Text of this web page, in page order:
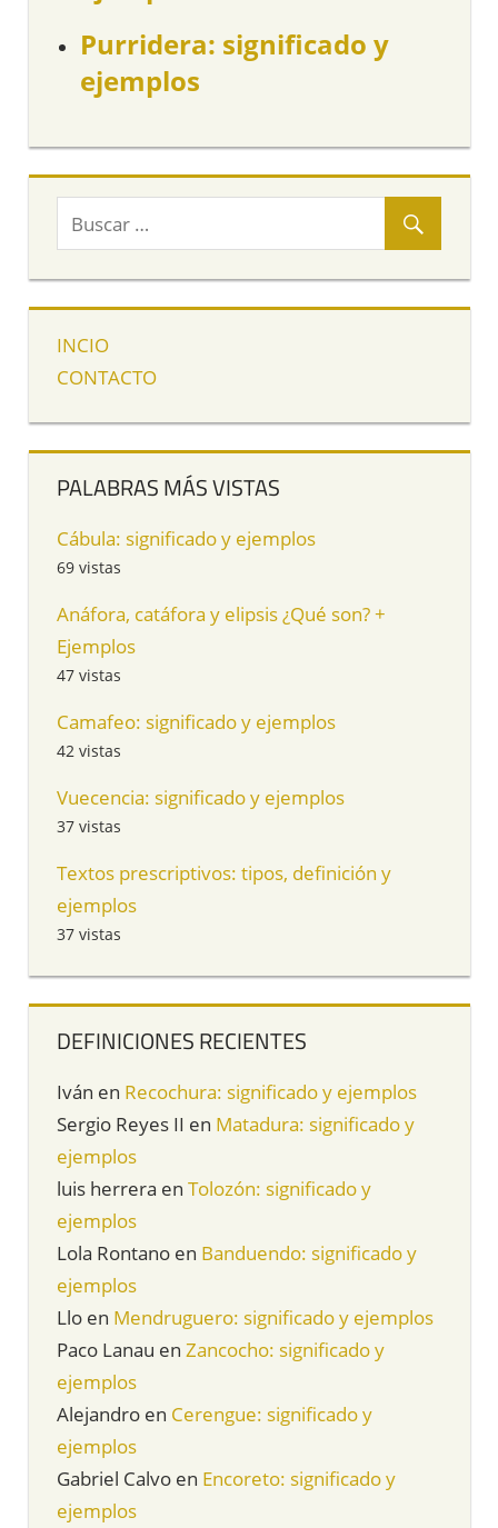
Purridera: significado y
ejemplos
INCIO
CONTACTO
PALABRAS MÁS VISTAS
Cábula: significado y ejemplos
69 vistas
Anáfora, catáfora y elipsis ¿Qué son? +
Ejemplos
47 vistas
Camafeo: significado y ejemplos
42 vistas
Vuecencia: significado y ejemplos
37 vistas
Textos prescriptivos: tipos, definición y
ejemplos
37 vistas
DEFINICIONES RECIENTES
Iván en Recochura: significado y ejemplos
Sergio Reyes II en Matadura: significado y
ejemplos
luis herrera en Tolozón: significado y
ejemplos
Lola Rontano en Banduendo: significado y
ejemplos
Llo en Mendruguero: significado y ejemplos
Paco Lanau en Zancocho: significado y
ejemplos
Alejandro en Cerengue: significado y
ejemplos
Gabriel Calvo en Encoreto: significado y
ejemplos